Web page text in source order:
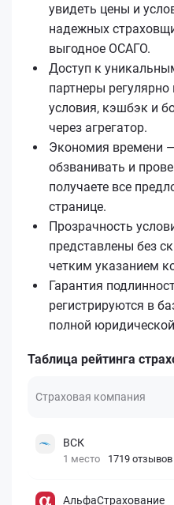
увидеть цены и
надежных
выгодное ОСАГО.
Доступ к
партнеры
условия, кэшбэк и
через агрегатор.
Экономия времени
обзванивать и
получаете все
странице.
Прозрачность
представлены без
четким указанием
Гарантия
регистрируются в
полной
Таблица рейтинга
Страховая компания
ВСК
1 место 1719 отзывов
АльфаСтрахование